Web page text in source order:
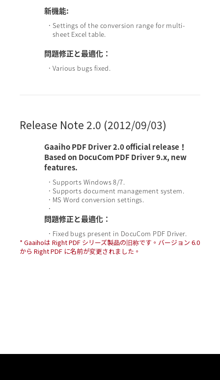
新機能:
• Settings of the conversion range for multi-
sheet Excel table.
問題修正と最適化：
• Various bugs fixed.
Release Note 2.0 (2012/09/03)
Gaaiho PDF Driver 2.0 official release！
Based on DocuCom PDF Driver 9.x, new
features.
• Supports Windows 8/7.
• Supports document management system.
• MS Word conversion settings.
•
問題修正と最適化：
• Fixed bugs present in DocuCom PDF Driver.
* Gaaihoは Right PDF シリーズ製品の旧称です。バージョン 6.0
から Right PDF に名前が変更されました。